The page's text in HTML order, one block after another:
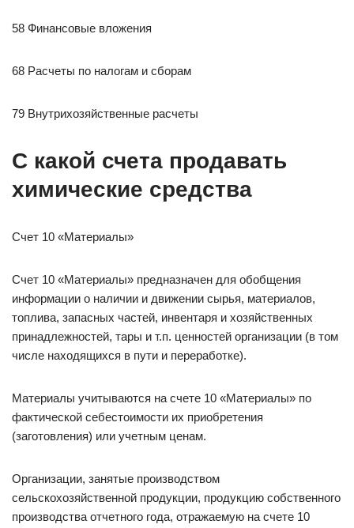
58 Финансовые вложения
68 Расчеты по налогам и сборам
79 Внутрихозяйственные расчеты
С какой счета продавать
химические средства
Счет 10 «Материалы»
Счет 10 «Материалы» предназначен для обобщения
информации о наличии и движении сырья, материалов,
топлива, запасных частей, инвентаря и хозяйственных
принадлежностей, тары и т.п. ценностей организации (в том
числе находящихся в пути и переработке).
Материалы учитываются на счете 10 «Материалы» по
фактической себестоимости их приобретения
(заготовления) или учетным ценам.
Организации, занятые производством
сельскохозяйственной продукции, продукцию собственного
производства отчетного года, отражаемую на счете 10